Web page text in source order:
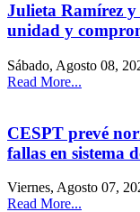
Julieta Ramírez
unidad y
Sábado, Agosto 08,
Read More...
CESPT prevé
fallas en sistema
Viernes, Agosto 07,
Read More...